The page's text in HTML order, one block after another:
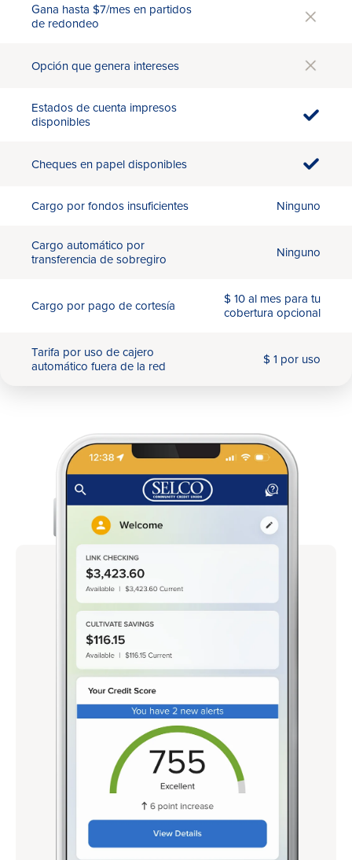
Gana hasta $7/mes en partidos
de redondeo
Opción que genera intereses
Estados de cuenta impresos
disponibles
Cheques en papel disponibles
Cargo por fondos insuficientes Ninguno
Cargo automático por
transferencia de sobregiro
Ninguno
Cargo por pago de cortesía
$ 10 al mes para tu
cobertura opcional
Tarifa por uso de cajero
automático fuera de la red
$ 1 por uso